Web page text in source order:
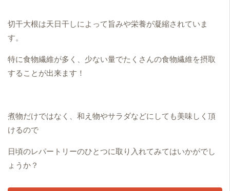
切干大根は天日干しによって旨みや栄養が凝縮されていま
す。
特に食物繊維が多く、少ない量でたくさんの食物繊維を摂取
することが出来ます！
煮物だけではなく、和え物やサラダなどにしても美味しく頂
けるので
日頃のレパートリーのひとつに取り入れてみてはいかがでし
ょうか ？